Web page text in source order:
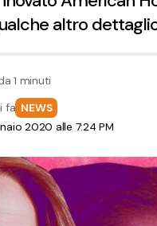
altro
2020 alle 7:24 PM
fa NEWS
1 minuti